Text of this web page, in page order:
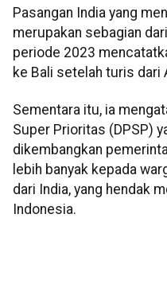
Pasangan India yang
merupakan sebagian
periode 2023
ke Bali setelah turis dari
Sementara itu, ia
Super Prioritas (DPSP)
dikembangkan
lebih banyak kepada
dari India, yang hendak
Indonesia.